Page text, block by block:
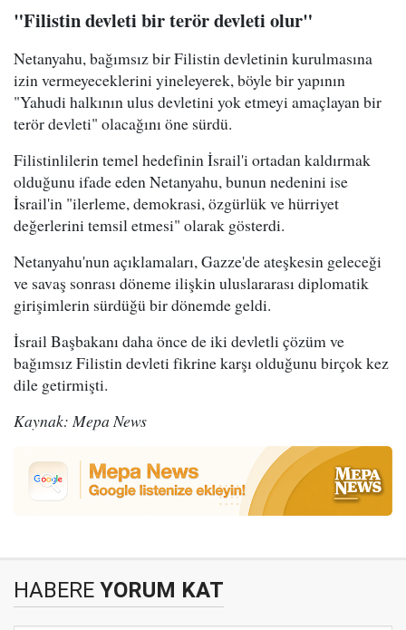
"Filistin devleti bir terör devleti olur"
Netanyahu, bağımsız bir Filistin devletinin kurulmasına
izin vermeyeceklerini yineleyerek, böyle bir yapının
"Yahudi halkının ulus devletini yok etmeyi amaçlayan bir
terör devleti" olacağını öne sürdü.
Filistinlilerin temel hedefinin İsrail'i ortadan kaldırmak
olduğunu ifade eden Netanyahu, bunun nedenini ise
İsrail'in "ilerleme, demokrasi, özgürlük ve hürriyet
değerlerini temsil etmesi" olarak gösterdi.
Netanyahu'nun açıklamaları, Gazze'de ateşkesin geleceği
ve savaş sonrası döneme ilişkin uluslararası diplomatik
girişimlerin sürdüğü bir dönemde geldi.
İsrail Başbakanı daha önce de iki devletli çözüm ve
bağımsız Filistin devleti fikrine karşı olduğunu birçok kez
dile getirmişti.
Kaynak: Mepa News
HABERE YORUM KAT